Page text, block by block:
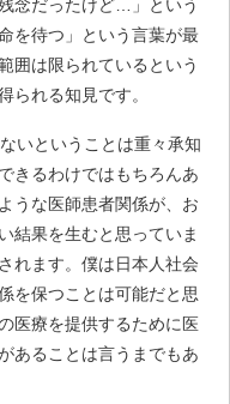
念だったけど…」という
を待つ」という言葉が最
囲は限られているという
られる知見です。
いということは重々承知
きるわけではもちろんあ
うな医師患者関係が、お
結果を生むと思っていま
れます。僕は日本人社会
を保つことは可能だと思
医療を提供するために医
あることは言うまでもあ